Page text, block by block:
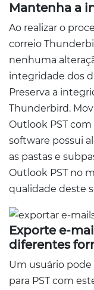
Mantenha a
Ao realizar o
correio
nenhuma
integridade dos
Preserva a
Thunderbird.
Outlook PST
software possui
as pastas e
Outlook PST no
qualidade deste
Exporte e-
diferentes
Um usuário
para PST com